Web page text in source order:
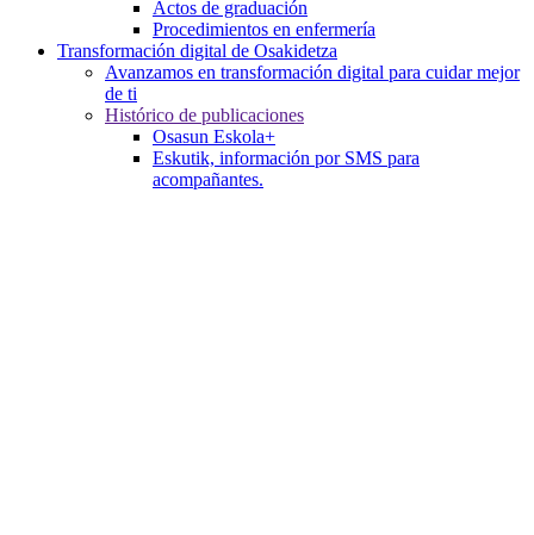
Actos de graduación
Procedimientos en enfermería
Transformación digital de Osakidetza
Avanzamos en transformación digital para cuidar mejor
de ti
Histórico de publicaciones
Osasun Eskola+
Eskutik, información por SMS para
acompañantes.